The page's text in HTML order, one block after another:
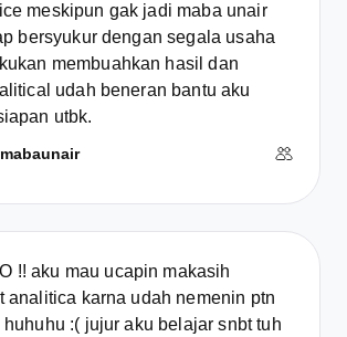
meskipun gak jadi maba unair
bersyukur dengan segala usaha
membuahkan hasil dan
udah beneran bantu aku
utbk.
!! aku mau ucapin makasih
analitica karna udah nemenin ptn
:( jujur aku belajar snbt tuh